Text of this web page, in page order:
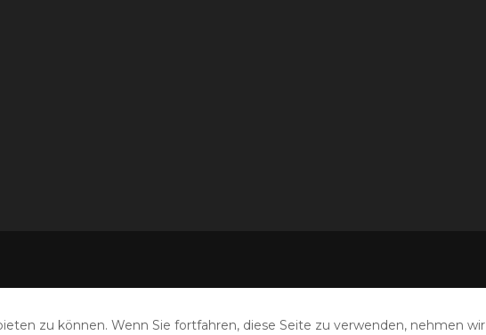
zu können. Wenn Sie fortfahren, diese Seite zu verwenden, nehmen